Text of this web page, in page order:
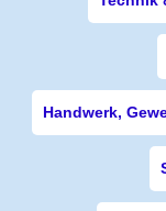
Handwerk,